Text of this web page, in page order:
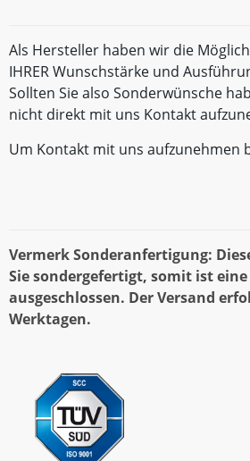
Als Hersteller haben wir die
IHRER Wunschstärke und
Sollten Sie also Sonderwünsche
nicht direkt mit uns Kontakt
Um Kontakt mit uns aufzunehmen
Vermerk Sonderanfertigung:
Sie sondergefertigt, somit ist
ausgeschlossen. Der Versand
Werktagen.